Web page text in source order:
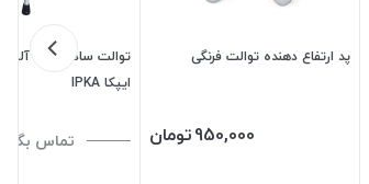
پد ارتفاع دهنده توالت فرنگی
950,000تومان
ایپکا IPKA
تماس